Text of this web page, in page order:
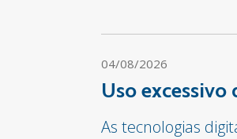
04/08/2026
Uso excessivo
As tecnologias